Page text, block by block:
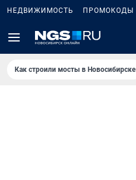
НЕДВИЖИМОСТЬ ПРОМОКОДЫ
Как строили мосты в Новосибирске